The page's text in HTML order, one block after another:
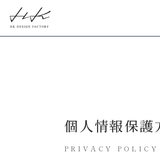
個人情報保護
PRIVACY POLICY